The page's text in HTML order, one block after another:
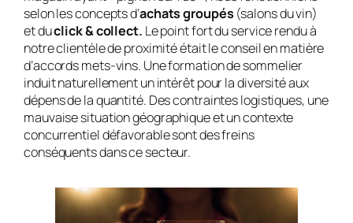
selon les concepts d’achats groupés (salons du vin)
et duclick & collect. Le point fort du service rendu à
notre clientèle de proximité était le conseil en matière
d’accords mets-vins. Une formation de sommelier
induit naturellement un intérêt pour la diversité aux
dépens de la quantité. Des contraintes logistiques, une
mauvaise situation géographique et un contexte
concurrentiel défavorable sont des freins
conséquents dans ce secteur.